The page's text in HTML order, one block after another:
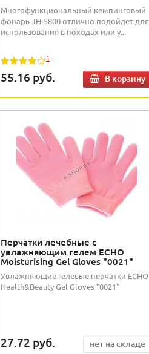
Многофункциональный кемпинговый
фонарь JH-5800 отлично подойдет для
использования в походах или у...
1
55.16 руб. В корзину
Перчатки лечебные с
увлажняющим гелем ECHO
Moisturising Gel Gloves "0021"
Увлажняющие гелевые перчатки ECHO
Health&Beauty Gel Gloves "0021"
27.72 руб. нет на складе